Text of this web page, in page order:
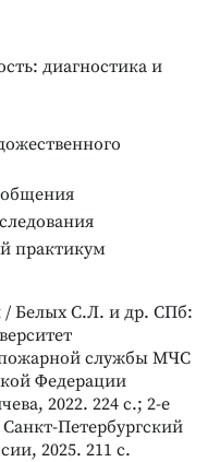
диагностика и
общения
практикум
/ Белых С.Л. и др. СПб:
службы МЧС
Федерации
2022. 224 с.; 2-е
Петербургский
2025. 211 с.